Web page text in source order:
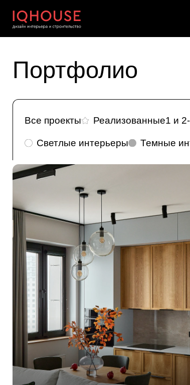
Портфолио
Все проекты Реализованные1 и
Светлые интерьеры Темные